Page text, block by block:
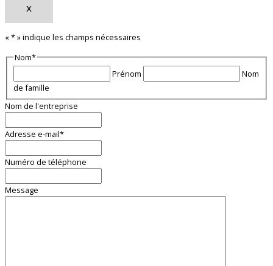
X
«*» indique les champs nécessaires
Nom*
Prénom
Nom
de famille
Nom de l'entreprise
Adresse e-mail*
Numéro de téléphone
Message